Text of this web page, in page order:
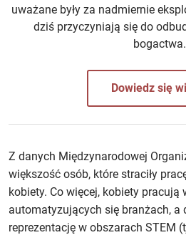
uważane były za nadmiernie
dziś przyczyniają się do
bogactwa.
Dowiedz się
Z danych Międzynarodowej
większość osób, które straciły
kobiety. Co więcej, kobiety pracują
automatyzujących się branżach, a
reprezentację w obszarach STEM